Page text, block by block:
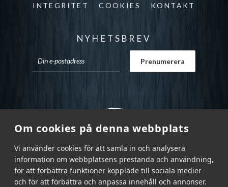
Om cookies på denna webbplats
Vi använder cookies för att samla in och analysera
information om webbplatsens prestanda och användning,
för att förbättra funktioner kopplade till sociala medier
och för att förbättra och anpassa innehåll och annonser.
INTEGRITET COOKIES KONTAKT
NYHETSBREV